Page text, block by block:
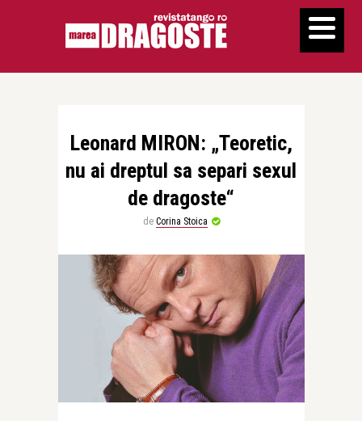
Leonard MIRON: „Teoretic,
nu ai dreptul sa separi sexul
de dragoste“
de Corina Stoica